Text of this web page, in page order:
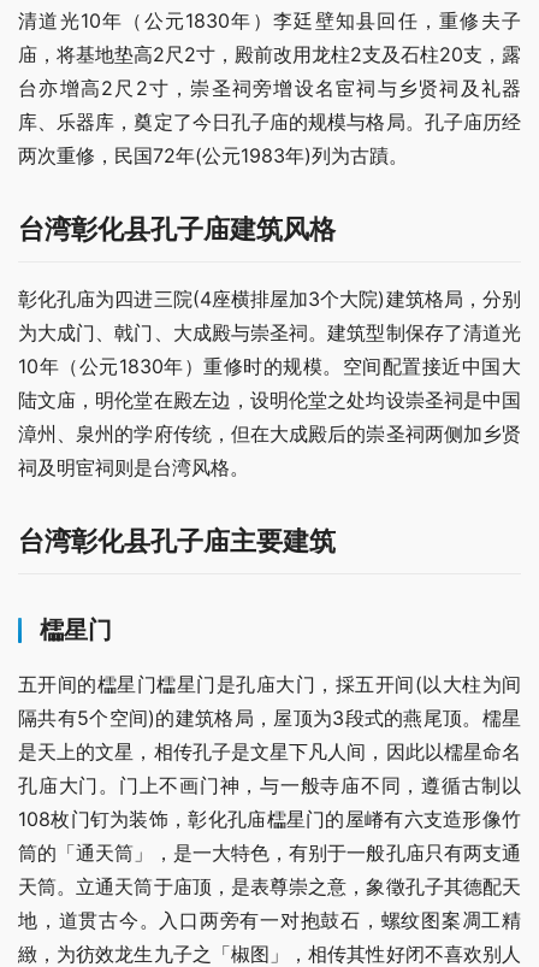
清道光10年（公元1830年）李廷壁知县回任，重修夫子
庙，将基地垫高2尺2寸，殿前改用龙柱2支及石柱20支，露
台亦增高2尺2寸，崇圣祠旁增设名宦祠与乡贤祠及礼器
库、乐器库，奠定了今日孔子庙的规模与格局。孔子庙历经
两次重修，民国72年(公元1983年)列为古蹟。
台湾彰化县孔子庙建筑风格
彰化孔庙为四进三院(4座横排屋加3个大院)建筑格局，分别
为大成门、戟门、大成殿与崇圣祠。建筑型制保存了清道光
10年（公元1830年）重修时的规模。空间配置接近中国大
陆文庙，明伦堂在殿左边，设明伦堂之处均设崇圣祠是中国
漳州、泉州的学府传统，但在大成殿后的崇圣祠两侧加乡贤
祠及明宦祠则是台湾风格。
台湾彰化县孔子庙主要建筑
櫺星门
五开间的櫺星门櫺星门是孔庙大门，採五开间(以大柱为间
隔共有5个空间)的建筑格局，屋顶为3段式的燕尾顶。檽星
是天上的文星，相传孔子是文星下凡人间，因此以檽星命名
孔庙大门。门上不画门神，与一般寺庙不同，遵循古制以
108枚门钉为装饰，彰化孔庙櫺星门的屋嵴有六支造形像竹
筒的「通天筒」，是一大特色，有别于一般孔庙只有两支通
天筒。立通天筒于庙顶，是表尊崇之意，象徵孔子其德配天
地，道贯古今。入口两旁有一对抱鼓石，螺纹图案凋工精
緻，为彷效龙生九子之「椒图」，相传其性好闭不喜欢别人